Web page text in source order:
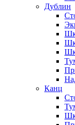
Дублин
Канц